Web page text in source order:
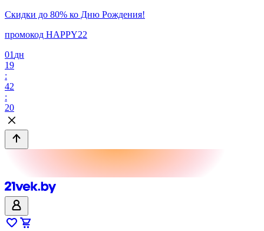
Скидки до 80% ко Дню Рождения!
промокод HAPPY22
01 дн
19
:
42
:
20